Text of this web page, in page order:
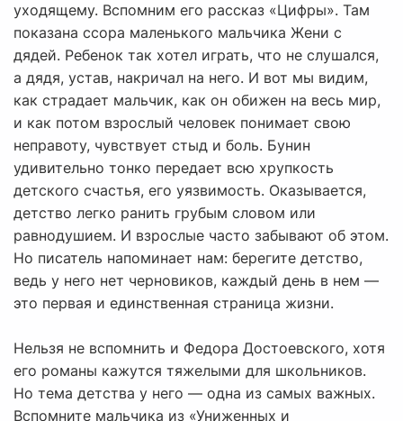
уходящему. Вспомним его рассказ «Цифры». Там
показана ссора маленького мальчика Жени с
дядей. Ребенок так хотел играть, что не слушался,
а дядя, устав, накричал на него. И вот мы видим,
как страдает мальчик, как он обижен на весь мир,
и как потом взрослый человек понимает свою
неправоту, чувствует стыд и боль. Бунин
удивительно тонко передает всю хрупкость
детского счастья, его уязвимость. Оказывается,
детство легко ранить грубым словом или
равнодушием. И взрослые часто забывают об этом.
Но писатель напоминает нам: берегите детство,
ведь у него нет черновиков, каждый день в нем —
это первая и единственная страница жизни.
Нельзя не вспомнить и Федора Достоевского, хотя
его романы кажутся тяжелыми для школьников.
Но тема детства у него — одна из самых важных.
Вспомните мальчика из «Униженных и